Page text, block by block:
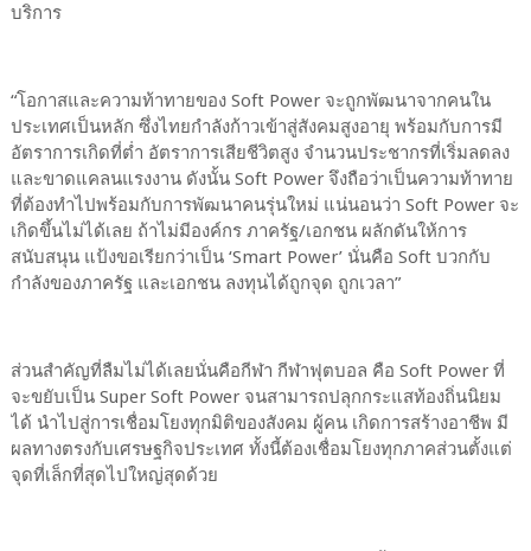
บริการ
“โอกาสและความท้าทายของ Soft Power จะถูกพัฒนาจากคนใน
ประเทศเป็นหลัก ซึ่งไทยกำลังก้าวเข้าสู่สังคมสูงอายุ พร้อมกับการมี
อัตราการเกิดที่ต่ำ อัตราการเสียชีวิตสูง จำนวนประชากรที่เริ่มลดลง
และขาดแคลนแรงงาน ดังนั้น Soft Power จึงถือว่าเป็นความท้าทาย
ที่ต้องทำไปพร้อมกับการพัฒนาคนรุ่นใหม่ แน่นอนว่า Soft Power จะ
เกิดขึ้นไม่ได้เลย ถ้าไม่มีองค์กร ภาครัฐ/เอกชน ผลักดันให้การ
สนับสนุน แป้งขอเรียกว่าเป็น ‘Smart Power’ นั่นคือ Soft บวกกับ
กำลังของภาครัฐ และเอกชน ลงทุนได้ถูกจุด ถูกเวลา”
ส่วนสำคัญที่ลืมไม่ได้เลยนั่นคือกีฬา กีฬาฟุตบอล คือ Soft Power ที่
จะขยับเป็น Super Soft Power จนสามารถปลุกกระแสท้องถิ่นนิยม
ได้ นำไปสู่การเชื่อมโยงทุกมิติของสังคม ผู้คน เกิดการสร้างอาชีพ มี
ผลทางตรงกับเศรษฐกิจประเทศ ทั้งนี้ต้องเชื่อมโยงทุกภาคส่วนตั้งแต่
จุดที่เล็กที่สุดไปใหญ่สุดด้วย